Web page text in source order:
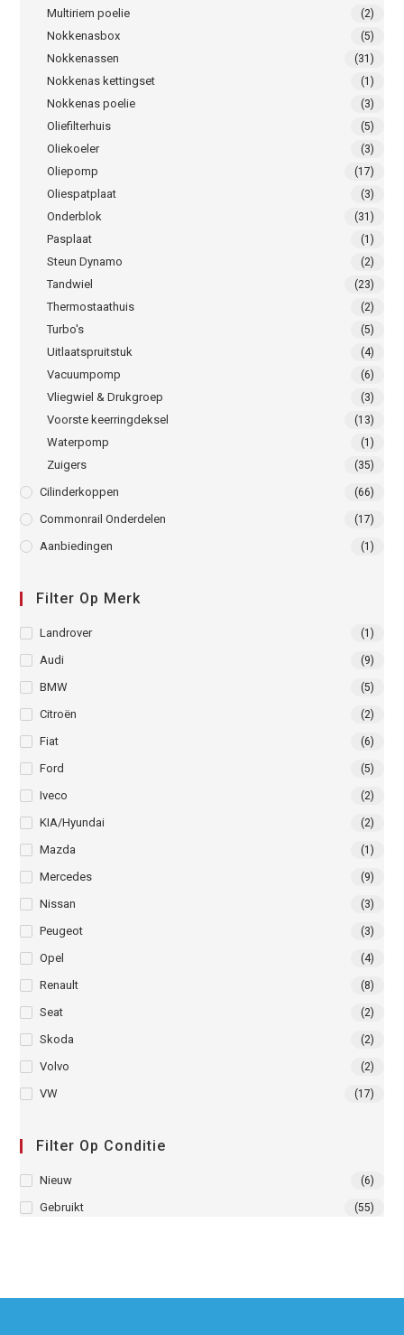
Multiriem poelie (2)
Nokkenasbox (5)
Nokkenassen (31)
Nokkenas kettingset (1)
Nokkenas poelie (3)
Oliefilterhuis (5)
Oliekoeler (3)
Oliepomp (17)
Oliespatplaat (3)
Onderblok (31)
Pasplaat (1)
Steun Dynamo (2)
Tandwiel (23)
Thermostaathuis (2)
Turbo's (5)
Uitlaatspruitstuk (4)
Vacuumpomp (6)
Vliegwiel & Drukgroep (3)
Voorste keerringdeksel (13)
Waterpomp (1)
Zuigers (35)
Cilinderkoppen (66)
Commonrail Onderdelen (17)
Aanbiedingen (1)
Filter Op Merk
Landrover (1)
Audi (9)
BMW (5)
Citroën (2)
Fiat (6)
Ford (5)
Iveco (2)
KIA/Hyundai (2)
Mazda (1)
Mercedes (9)
Nissan (3)
Peugeot (3)
Opel (4)
Renault (8)
Seat (2)
Skoda (2)
Volvo (2)
VW (17)
Filter Op Conditie
Nieuw (6)
Gebruikt (55)